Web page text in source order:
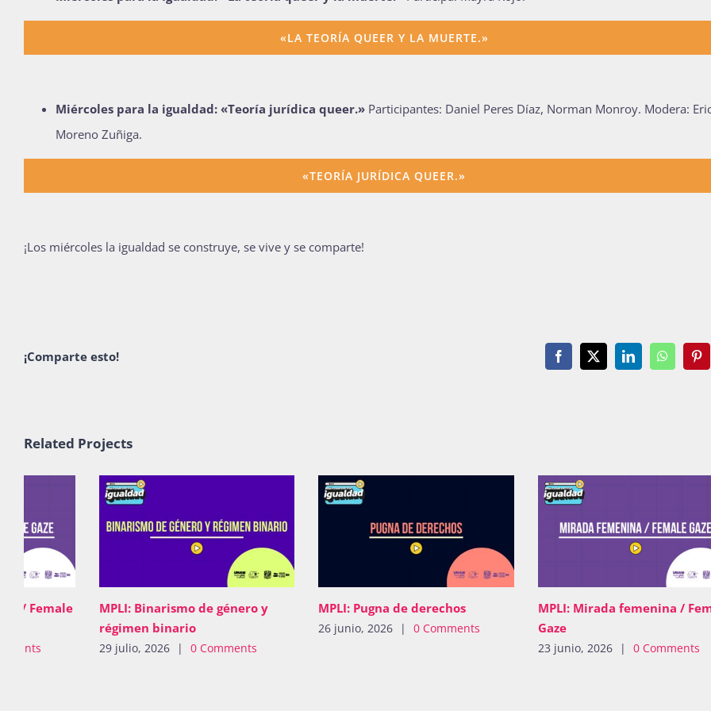
«LA TEORÍA QUEER Y LA MUERTE.»
Miércoles para la igualdad: «Teoría jurídica queer.» Participantes: Daniel Peres Díaz, Norman Monroy. Modera:
Moreno Zuñiga.
«TEORÍA JURÍDICA QUEER.»
¡Los miércoles la igualdad se construye, se vive y se comparte!
¡Comparte esto! Facebook
X LinkedIn
Related Projects
/ Female
MPLI: Binarismo de género y
régimen binario
29 julio, 2026 | 0 Comments
MPLI: Pugna de derechos
26 junio, 2026 | 0 Comments
MPLI: Mirada femenina /
Gaze
23 junio, 2026 | 0 Comments